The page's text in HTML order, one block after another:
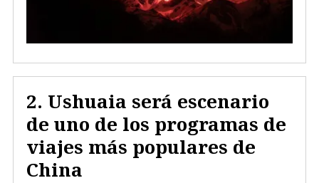
Ushuaia será escenario
de uno de los programas de
viajes más populares de
China